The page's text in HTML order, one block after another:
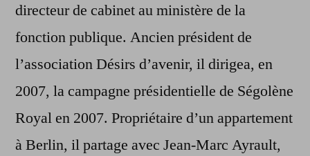
directeur de cabinet au ministère de la
fonction publique. Ancien président de
l’association Désirs d’avenir, il dirigea, en
2007, la campagne présidentielle de Ségolène
Royal en 2007. Propriétaire d’un appartement
à Berlin, il partage avec Jean-Marc Ayrault,